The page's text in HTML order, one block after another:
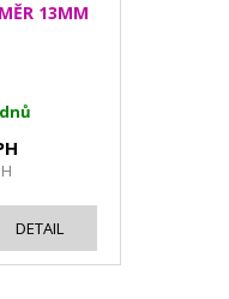
13MM
DETAIL